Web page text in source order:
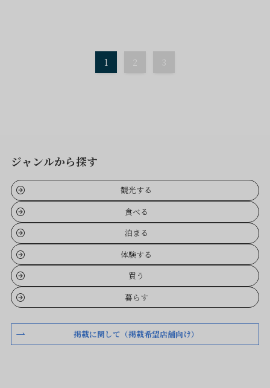
1 2 3
ジャンルから探す
観光する
食べる
泊まる
体験する
買う
暮らす
掲載に関して（掲載希望店舗向け）